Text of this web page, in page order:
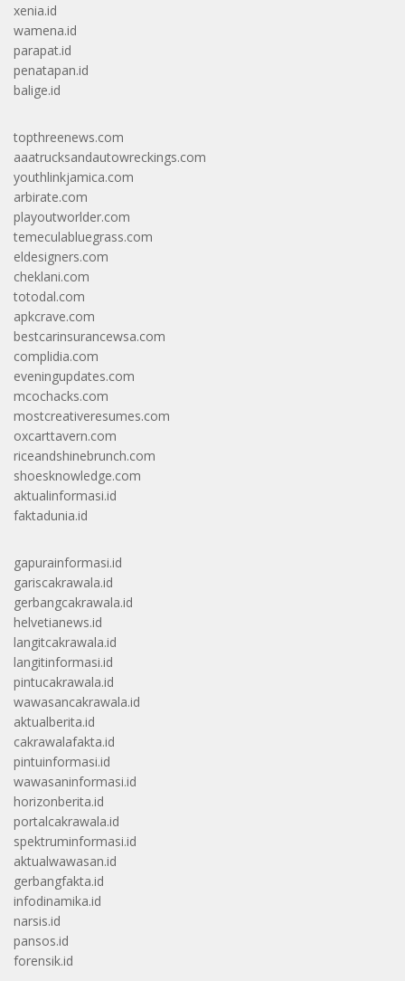
xenia.id
wamena.id
parapat.id
penatapan.id
balige.id
topthreenews.com
aaatrucksandautowreckings.com
youthlinkjamica.com
arbirate.com
playoutworlder.com
temeculabluegrass.com
eldesigners.com
cheklani.com
totodal.com
apkcrave.com
bestcarinsurancewsa.com
complidia.com
eveningupdates.com
mcochacks.com
mostcreativeresumes.com
oxcarttavern.com
riceandshinebrunch.com
shoesknowledge.com
aktualinformasi.id
faktadunia.id
gapurainformasi.id
gariscakrawala.id
gerbangcakrawala.id
helvetianews.id
langitcakrawala.id
langitinformasi.id
pintucakrawala.id
wawasancakrawala.id
aktualberita.id
cakrawalafakta.id
pintuinformasi.id
wawasaninformasi.id
horizonberita.id
portalcakrawala.id
spektruminformasi.id
aktualwawasan.id
gerbangfakta.id
infodinamika.id
narsis.id
pansos.id
forensik.id